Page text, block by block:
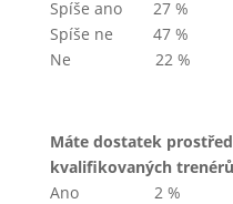
Spíše ano 27 %
Spíše ne 47 %
Ne 22 %
Máte dostatek
kvalifikovaných
Ano 2 %